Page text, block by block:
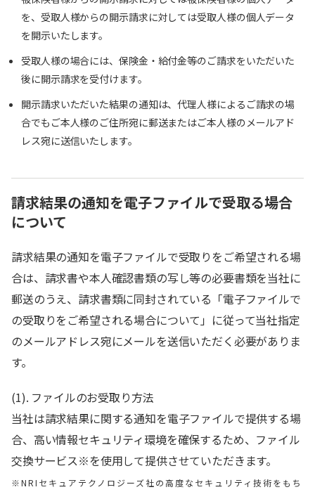
を、受取人様からの開示請求に対しては受取人様の個人データ
を開示いたします。
受取人様の場合には、保険金・給付金等のご請求をいただいた
後に開示請求を受付けます。
開示請求いただいた結果の通知は、代理人様によるご請求の場
合でもご本人様のご住所宛に郵送またはご本人様のメールアド
レス宛に送信いたします。
請求結果の通知を電子ファイルで受取る場合
について
請求結果の通知を電子ファイルで受取りをご希望される場
合は、請求書や本人確認書類の写し等の必要書類を当社に
郵送のうえ、請求書類に同封されている「電子ファイルで
の受取りをご希望される場合について」に従って当社指定
のメールアドレス宛にメールを送信いただく必要がありま
す。
(1). ファイルのお受取り方法
当社は請求結果に関する通知を電子ファイルで提供する場
合、高い情報セキュリティ環境を確保するため、ファイル
交換サービス※を使用して提供させていただきます。
※NRIセキュアテクノロジーズ社の高度なセキュリティ技術をもち